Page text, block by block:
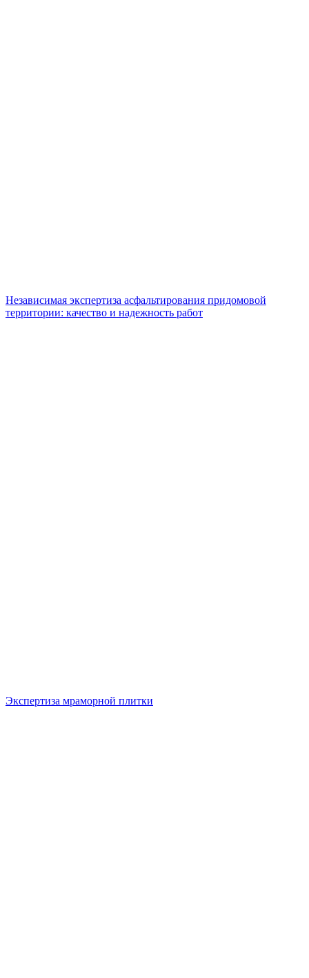
Независимая экспертиза асфальтирования придомовой
территории: качество и надежность работ
Экспертиза мраморной плитки